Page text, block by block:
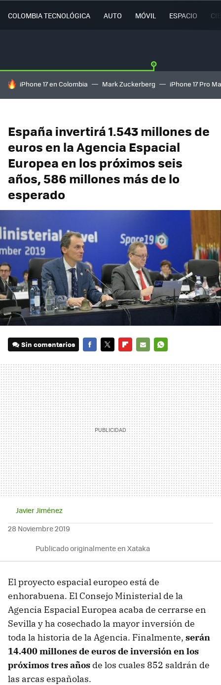
COLOMBIA TECNOLÓGICA AUTO MÓVIL ESPACIO
HOY SE HABLA DE
iPhone 17 en Colombia Mark Zuckerberg iPhone 17 Pro
España invertirá 1.543 millones de
euros en la Agencia Espacial
Europea en los próximos seis
años, 586 millones más de lo
esperado
Sin comentarios
MAIL
Javier Jiménez
28 Noviembre 2019
Publicado originalmente en Xataka
El proyecto espacial europeo está de
enhorabuena. El Consejo Ministerial de la
Agencia Espacial Europea acaba de cerrarse en
Sevilla y ha cosechado la mayor inversión de
toda la historia de la Agencia. Finalmente, serán
14.400 millones de euros de inversión en los
próximos tres años de los cuales 852 saldrán de
las arcas españolas.